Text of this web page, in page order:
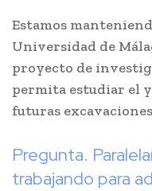
Estamos
Universidad de
proyecto de
permita estudiar el
futuras
Pregunta.
trabajando para